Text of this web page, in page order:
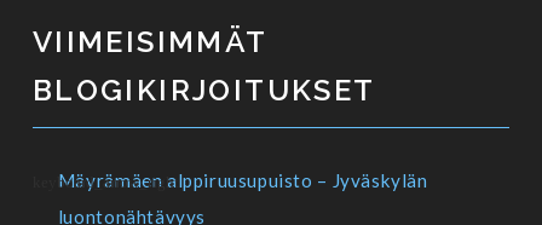
VIIMEISIMMÄT
BLOGIKIRJOITUKSET
Mäyrämäen alppiruusupuisto – Jyväskylän
luontonähtävyys